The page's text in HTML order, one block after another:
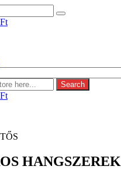
Ft
Search
Ft
HANGSZEREK